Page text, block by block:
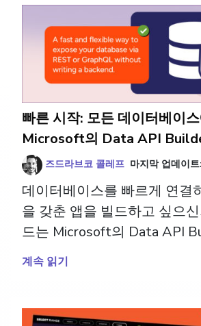
할 수 있는 도구를 제공합니
빠른 시작: 모든 데이터베이
Microsoft의 Data API
App Builder 연결
즈드라브코 콜레프 마지막 업데이트:
데이터베이스를 빠르게 연결
을 갖춘 앱을 빌드하고 싶으
드는 Microsoft의 Data API
Builder 연결하는 방법을 보여
어보기.
계속 읽기